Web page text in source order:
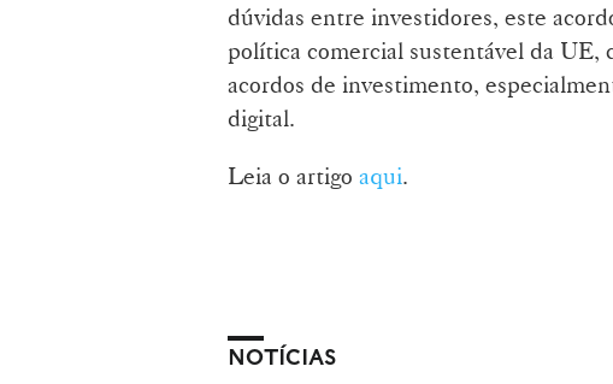
dúvidas entre investidores, este
política comercial sustentável da
acordos de investimento,
digital.
Leia o artigo aqui.
NOTÍCIAS